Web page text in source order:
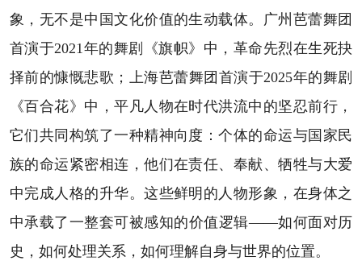
象，无不是中国文化价值的生动载体。广州芭蕾舞团
首演于2021年的舞剧《旗帜》中，革命先烈在生死抉
择前的慷慨悲歌；上海芭蕾舞团首演于2025年的舞剧
《百合花》中，平凡人物在时代洪流中的坚忍前行，
它们共同构筑了一种精神向度：个体的命运与国家民
族的命运紧密相连，他们在责任、奉献、牺牲与大爱
中完成人格的升华。这些鲜明的人物形象，在身体之
中承载了一整套可被感知的价值逻辑——如何面对历
史，如何处理关系，如何理解自身与世界的位置。